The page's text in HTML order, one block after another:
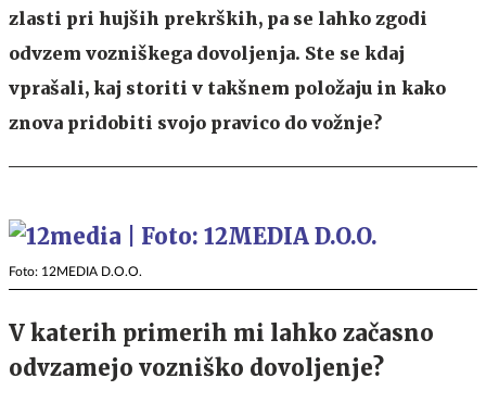
zlasti pri hujših prekrških, pa se lahko zgodi
odvzem vozniškega dovoljenja. Ste se kdaj
vprašali, kaj storiti v takšnem položaju in kako
znova pridobiti svojo pravico do vožnje?
Foto: 12MEDIA D.O.O.
V katerih primerih mi lahko začasno
odvzamejo vozniško dovoljenje?